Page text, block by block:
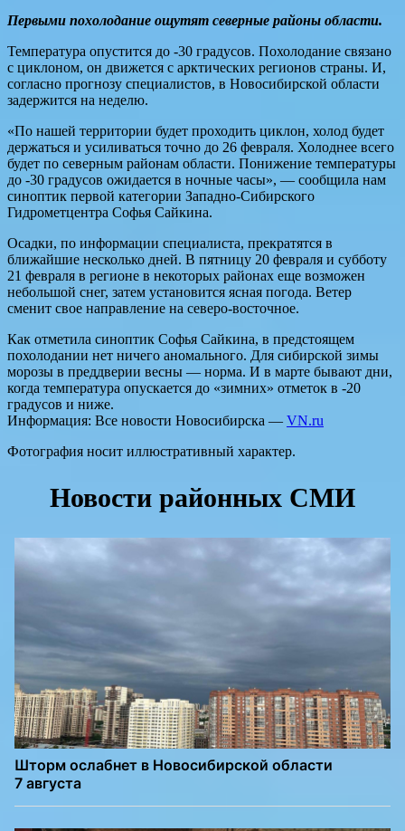
Первыми похолодание ощутят северные районы области.
Температура опустится до -30 градусов. Похолодание связано
с циклоном, он движется с арктических регионов страны. И,
согласно прогнозу специалистов, в Новосибирской области
задержится на неделю.
«По нашей территории будет проходить циклон, холод будет
держаться и усиливаться точно до 26 февраля. Холоднее всего
будет по северным районам области. Понижение температуры
до -30 градусов ожидается в ночные часы», — сообщила нам
синоптик первой категории Западно-Сибирского
Гидрометцентра Софья Сайкина.
Осадки, по информации специалиста, прекратятся в
ближайшие несколько дней. В пятницу 20 февраля и субботу
21 февраля в регионе в некоторых районах еще возможен
небольшой снег, затем установится ясная погода. Ветер
сменит свое направление на северо-восточное.
Как отметила синоптик Софья Сайкина, в предстоящем
похолодании нет ничего аномального. Для сибирской зимы
морозы в преддверии весны — норма. И в марте бывают дни,
когда температура опускается до «зимних» отметок в -20
градусов и ниже.
Информация: Все новости Новосибирска — VN.ru
Фотография носит иллюстративный характер.